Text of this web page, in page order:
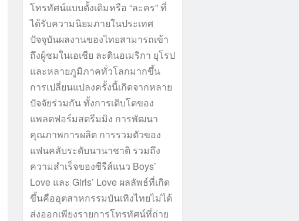
โทรทัศน์แบบดั้งเดิมหรือ “ละคร” ที่
ได้รับความนิยมภายในประเทศ
ปัจจุบันผลงานของไทยสามารถเข้า
ถึงผู้ชมในเอเชีย ละตินอเมริกา ยุโรป
และหลายภูมิภาคทั่วโลกมากขึ้น
การเปลี่ยนแปลงครั้งนี้เกิดจากหลาย
ปัจจัยร่วมกัน ทั้งการเติบโตของ
แพลตฟอร์มสตรีมมิง การพัฒนา
คุณภาพการผลิต การรวมตัวของ
แฟนคลับระดับนานาชาติ รวมถึง
ความสำเร็จของซีรีส์แนว Boys’
Love และ Girls’ Love ผลลัพธ์ที่เกิด
ขึ้นคืออุตสาหกรรมบันเทิงไทยไม่ได้
ส่งออกเพียงรายการโทรทัศน์ที่ถ่าย